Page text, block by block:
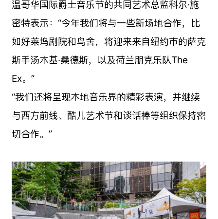
温哥华国际爵士音乐节的共同艺术总监科尔·施
密特表示：“今年我们将与一些新场地合作，比
如好莱坞剧院和鸟舍，将迎来来自纽约市的萨克
斯手汤木基·桑德斯，以及荷兰朋克乐队The
Ex。”
“我们还将呈现本地音乐界的精彩表演，并继续
与西方前线、酷儿艺术节和谈话棒等组织保持密
切合作。”